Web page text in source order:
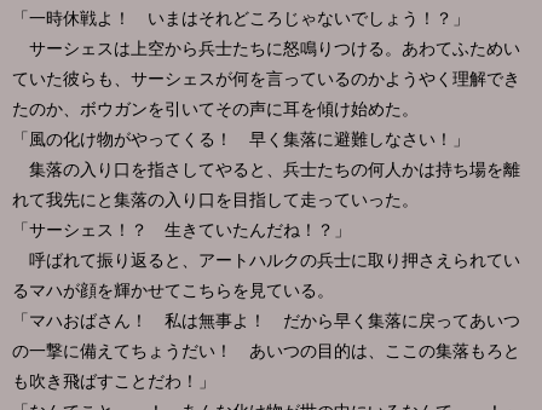
「一時休戦よ！ いまはそれどころじゃないでしょう！？」
サーシェスは上空から兵士たちに怒鳴りつける。あわてふためい
ていた彼らも、サーシェスが何を言っているのかようやく理解でき
たのか、ボウガンを引いてその声に耳を傾け始めた。
「風の化け物がやってくる！ 早く集落に避難しなさい！」
集落の入り口を指さしてやると、兵士たちの何人かは持ち場を離
れて我先にと集落の入り口を目指して走っていった。
「サーシェス！？ 生きていたんだね！？」
呼ばれて振り返ると、アートハルクの兵士に取り押さえられてい
るマハが顔を輝かせてこちらを見ている。
「マハおばさん！ 私は無事よ！ だから早く集落に戻ってあいつ
の一撃に備えてちょうだい！ あいつの目的は、ここの集落もろと
も吹き飛ばすことだわ！」